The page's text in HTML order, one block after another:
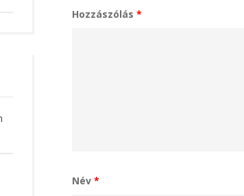
Hozzászólás *
Név *